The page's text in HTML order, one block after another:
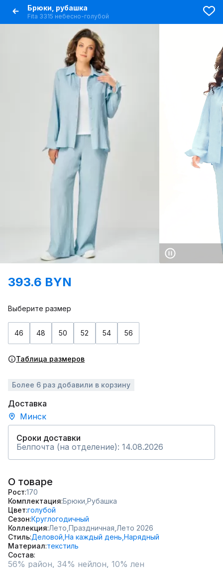
Брюки, рубашка
Fita 3315 небесно-голубой
393.6 BYN
Выберите размер
46 48 50 52 54 56
Таблица размеров
Более 6 раз добавили в корзину
Доставка
Минск
Сроки доставки
Белпочта (на отделение): 14.08.2026
О товаре
Рост 170
Комплектация Брюки, Рубашка
Цвет голубой
Сезон Круглогодичный
Коллекция Лето, Праздничная, Лето 2026
Стиль Деловой, На каждый день, Нарядный
Материал текстиль
Состав